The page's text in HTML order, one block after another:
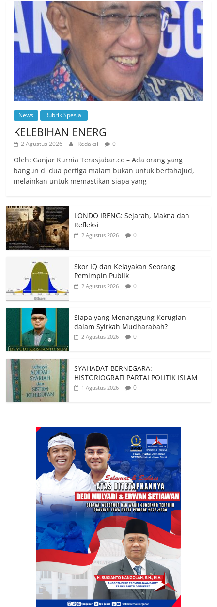
News Rubrik Spesial
KELEBIHAN ENERGI
2 Agustus 2026 Redaksi 0
Oleh: Ganjar Kurnia Terasjabar.co – Ada orang yang
bangun di dua pertiga malam bukan untuk bertahajud,
melainkan untuk memastikan siapa yang
LONDO IRENG: Sejarah, Makna dan
Refleksi
2 Agustus 2026 0
Skor IQ dan Kelayakan Seorang
Pemimpin Publik
2 Agustus 2026 0
Siapa yang Menanggung Kerugian
dalam Syirkah Mudharabah?
2 Agustus 2026 0
SYAHADAT BERNEGARA:
HISTORIOGRAFI PARTAI POLITIK ISLAM
1 Agustus 2026 0